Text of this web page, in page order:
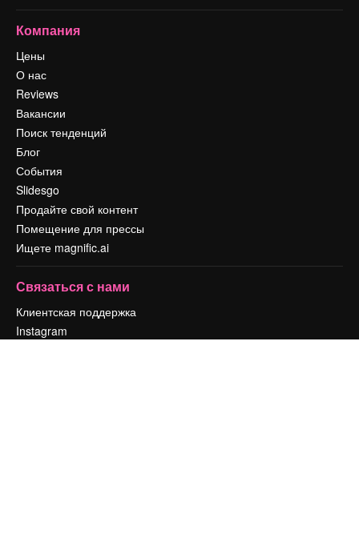
Компания
Цены
О нас
Reviews
Вакансии
Поиск тенденций
Блог
События
Slidesgo
Продайте свой контент
Помещение для прессы
Ищете magnific.ai
Связаться с нами
Клиентская поддержка
Instagram